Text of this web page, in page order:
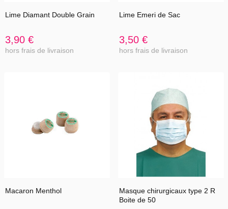
Lime Diamant Double Grain
3,90 €
hors frais de livraison
Lime Emeri de Sac
3,50 €
hors frais de livraison
Macaron Menthol
Masque chirurgicaux type 2 R
Boite de 50